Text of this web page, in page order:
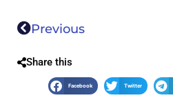
Previous
Share this
Facebook Twitter